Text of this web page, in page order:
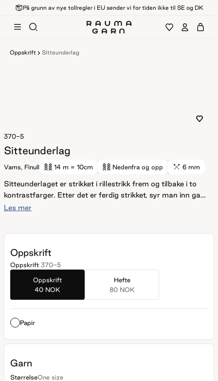
På grunn av nye tollregler i EU sender vi for tiden ikke til SE og DK
Oppskrift Sitteunderlag
370-5
Sitteunderlag
Vams, Finull 14 m = 10cm Nedenfra og opp 6 mm
Sitteunderlaget er strikket i rillestrikk frem og tilbake i to
kontrastfarger. Etter det er ferdig strikket, syr man inn garn
i loddrette striper for å danne rutemønsteret. Til slutt toves
Les mer
Oppskrift
Oppskrift 370-5
Oppskrift
40 NOK
Hefte
80 NOK
Papir
Garn
StørrelseOne size